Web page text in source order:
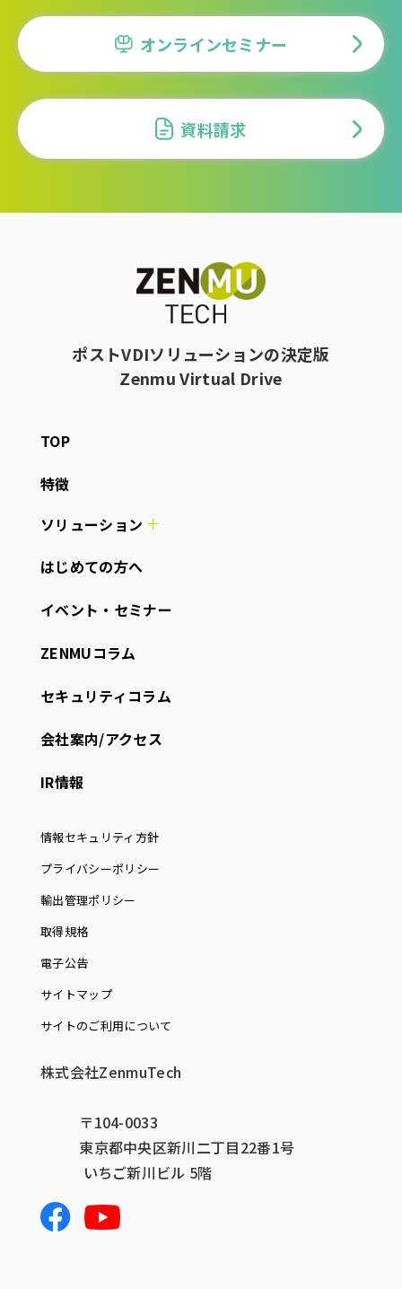
オンラインセミナー
資料請求
ポストVDIソリューションの決定版
Zenmu Virtual Drive
TOP
特徴
ソリューション
はじめての方へ
イベント・セミナー
ZENMUコラム
セキュリティコラム
会社案内/アクセス
IR情報
情報セキュリティ方針
プライバシーポリシー
輸出管理ポリシー
取得規格
電子公告
サイトマップ
サイトのご利用について
株式会社ZenmuTech
〒104-0033
東京都中央区新川二丁目22番1号
いちご新川ビル 5階